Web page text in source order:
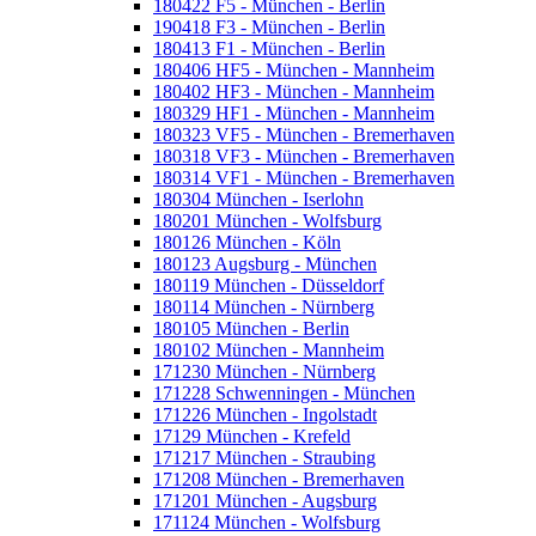
180422 F5 - München - Berlin
190418 F3 - München - Berlin
180413 F1 - München - Berlin
180406 HF5 - München - Mannheim
180402 HF3 - München - Mannheim
180329 HF1 - München - Mannheim
180323 VF5 - München - Bremerhaven
180318 VF3 - München - Bremerhaven
180314 VF1 - München - Bremerhaven
180304 München - Iserlohn
180201 München - Wolfsburg
180126 München - Köln
180123 Augsburg - München
180119 München - Düsseldorf
180114 München - Nürnberg
180105 München - Berlin
180102 München - Mannheim
171230 München - Nürnberg
171228 Schwenningen - München
171226 München - Ingolstadt
17129 München - Krefeld
171217 München - Straubing
171208 München - Bremerhaven
171201 München - Augsburg
171124 München - Wolfsburg